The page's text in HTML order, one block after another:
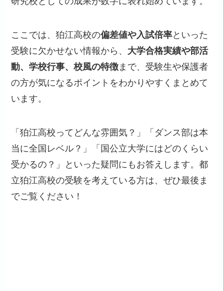
ここでは、狛江高校の偏差値や入試倍率といった
受験に欠かせない情報から、 大学合格実績や部活
動、学校行事、校風の特徴 まで、受験生や保護者
の方が気になるポイントをわかりやすくまとめて
います。
「狛江高校ってどんな雰囲気？」「ダンス部は本
当に全国レベル？」「国公立大学にはどのくらい
受かるの？」といった疑問にもお答えします。都
立狛江高校の受験を考えている方は、ぜひ最後ま
でご覧ください！